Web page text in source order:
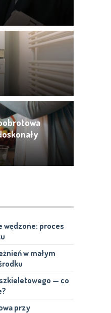
wędzone: proces
w małym
— co
przy